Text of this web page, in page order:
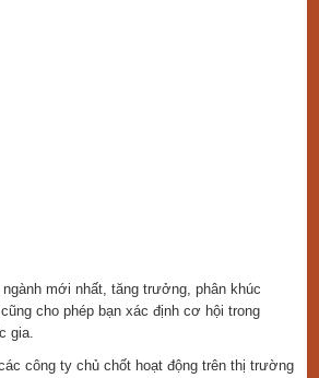
mới nhất, tăng trưởng, phân khúc
cho phép bạn xác định cơ hội trong
gia.
công ty chủ chốt hoạt động trên thị trường